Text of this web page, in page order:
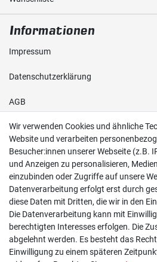
Informationen
Impressum
Daten­schutz­erklärung
AGB
Shop
Kontakt
Versand & Zahlung
Widerrufs­recht
Widerruf erklären
Wir verwenden Cookies und ähnliche
Website und verarbeiten
Besucher:innen unserer Webseite (z.B.
und Anzeigen zu personalisieren,
einzubinden oder Zugriffe auf unsere
Datenverarbeitung erfolgt erst durch
diese Daten mit Dritten, die wir in den
Die Datenverarbeitung kann mit
berechtigten Interesses erfolgen. Die
abgelehnt werden. Es besteht das
Einwilligung zu einem späteren